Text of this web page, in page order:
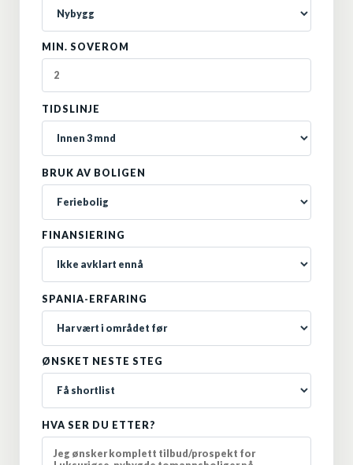
MIN. SOVEROM
TIDSLINJE
BRUK AV BOLIGEN
FINANSIERING
SPANIA-ERFARING
ØNSKET NESTE STEG
HVA SER DU ETTER?